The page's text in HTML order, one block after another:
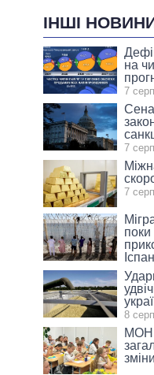
ІНШІ
на
7
7
7
поки
8
МОН